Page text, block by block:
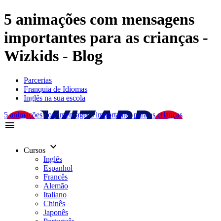
5 animações com mensagens
importantes para as crianças -
Wizkids - Blog
Parcerias
Franquia de Idiomas
Inglês na sua escola
5 animações com mensagens importantes para as crianças
menu
Cursos keyboard_arrow_down
Inglês
Espanhol
Francês
Alemão
Italiano
Chinês
Japonês